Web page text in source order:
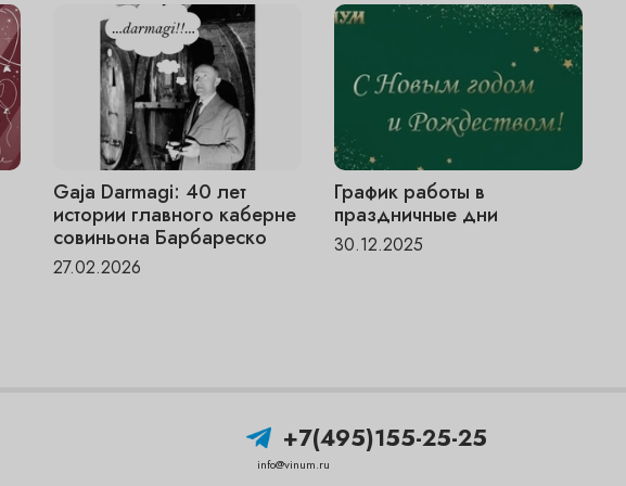
Gaja Darmagi: 40 лет
истории главного каберне
совиньона Барбареско
27.02.2026
График работы в
праздничные дни
30.12.2025
+7(495)155-25-25
info@vinum.ru